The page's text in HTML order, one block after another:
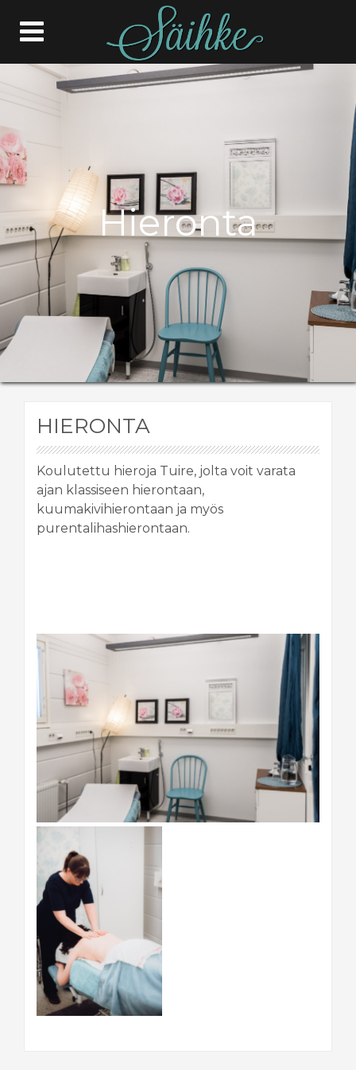
Hieronta
HIERONTA
Koulutettu hieroja Tuire, jolta voit varata
ajan klassiseen hierontaan,
kuumakivihierontaan ja myös
purentalihashierontaan.